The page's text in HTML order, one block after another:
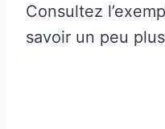
Consultez
savoir un peu